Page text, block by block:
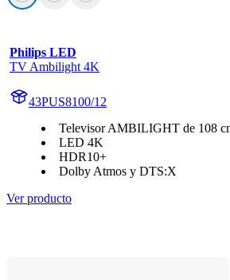
Philips LED
TV Ambilight 4K
43PUS8100/12
Televisor AMBILIGHT de 108
LED 4K
HDR10+
Dolby Atmos y DTS:X
Ver producto